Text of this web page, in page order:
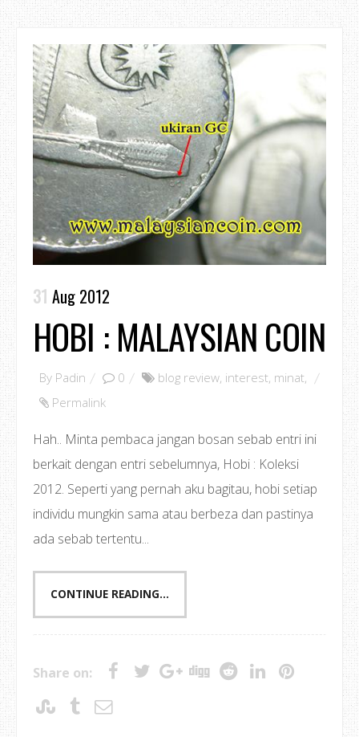
31 Aug 2012
HOBI : MALAYSIAN COIN
By Padin 0 blog review, interest, minat,
Permalink
Hah.. Minta pembaca jangan bosan sebab entri ini
berkait dengan entri sebelumnya, Hobi : Koleksi
2012. Seperti yang pernah aku bagitau, hobi setiap
individu mungkin sama atau berbeza dan pastinya
ada sebab tertentu...
CONTINUE READING...
Share on: